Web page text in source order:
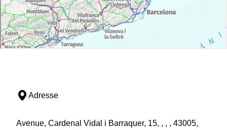
Adresse
Avenue, Cardenal Vidal i Barraquer, 15, , , , 43005,